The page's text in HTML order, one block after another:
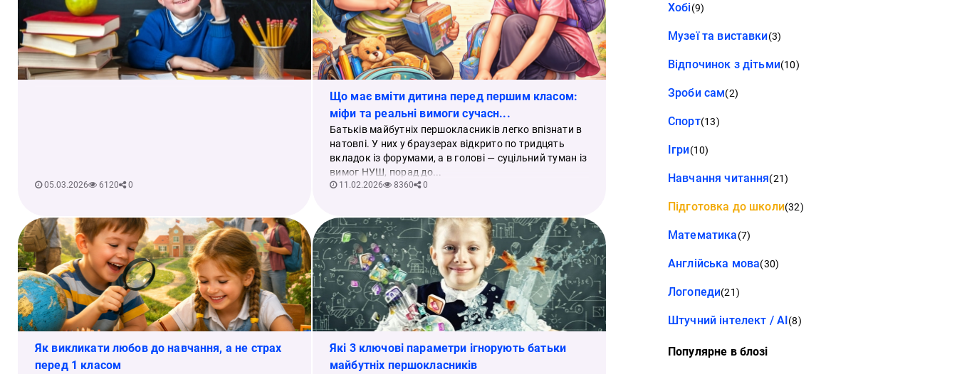
05.03.2026 6120 0
Що має вміти дитина перед першим класом:
міфи та реальні вимоги сучасн...
Батьків майбутніх першокласників легко впізнати в
натовпі. У них у браузерах відкрито по тридцять
вкладок із форумами, а в голові — суцільний туман із
вимог НУШ, порад до...
11.02.2026 8360 0
Як викликати любов до навчання, а не страх
перед 1 класом
Які 3 ключові параметри ігнорують батьки
майбутніх першокласників
Хобі(9)
Музеї та виставки(3)
Відпочинок з дітьми(10)
Зроби сам(2)
Спорт(13)
Ігри(10)
Навчання читання(21)
Підготовка до школи(32)
Математика(7)
Англійська мова(30)
Логопеди(21)
Штучний інтелект / AI(8)
Популярне в блозі